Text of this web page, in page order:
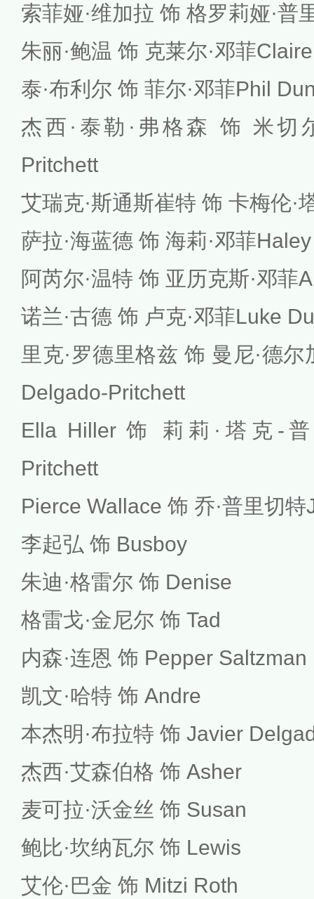
索菲娅·维加拉 饰 格罗莉娅·普
朱丽·鲍温 饰 克莱尔·邓菲
泰·布利尔 饰 菲尔·邓菲Phil
杰西·泰勒·弗格森 饰 米切
Pritchett
艾瑞克·斯通斯崔特 饰 卡梅伦·
萨拉·海蓝德 饰 海莉·邓菲
阿芮尔·温特 饰 亚历克斯·邓菲
诺兰·古德 饰 卢克·邓菲Luke
里克·罗德里格兹 饰 曼尼·德
Delgado-Pritchett
Ella Hiller 饰 莉莉·塔克-
Pritchett
Pierce Wallace 饰 乔·普里切
李起弘 饰 Busboy
朱迪·格雷尔 饰 Denise
格雷戈·金尼尔 饰 Tad
内森·连恩 饰 Pepper Saltzman
凯文·哈特 饰 Andre
本杰明·布拉特 饰 Javier
杰西·艾森伯格 饰 Asher
麦可拉·沃金丝 饰 Susan
鲍比·坎纳瓦尔 饰 Lewis
艾伦·巴金 饰 Mitzi Roth